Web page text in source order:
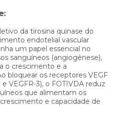
da tirosina quinase do
endotelial vascular
um papel essencial no
sanguíneos (angiogênese),
o crescimento e a
bloquear os receptores VEGF
VEGFR-3), o FOTIVDA reduz
que alimentam os
e capacidade de